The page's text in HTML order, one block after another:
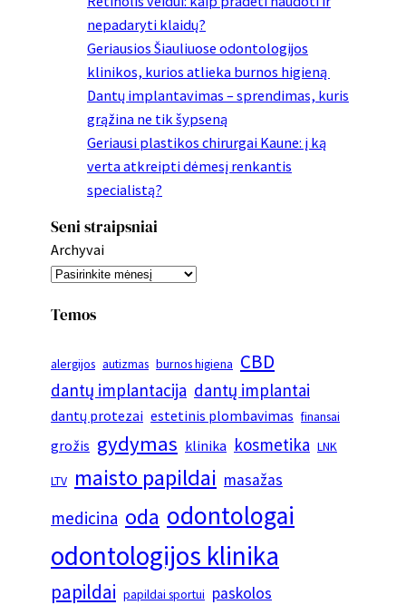
nepadaryti klaidų?
Geriausios Šiauliuose odontologijos
klinikos, kurios atlieka burnos higieną
Dantų implantavimas – sprendimas, kuris
grąžina ne tik šypseną
Geriausi plastikos chirurgai Kaune: į ką
verta atkreipti dėmesį renkantis
specialistą?
Seni straipsniai
Archyvai
Temos
alergijos autizmas burnos higiena CBD
dantų implantacija dantų implantai
dantų protezai estetinis plombavimas finansai
grožis gydymas klinika kosmetika LNK
LTV maisto papildai masažas
medicina oda odontologai
odontologijos klinika
papildai papildai sportui paskolos